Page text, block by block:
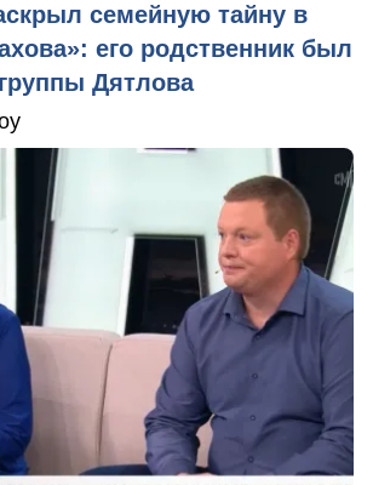
семейную тайну в
его родственник был
Дятлова